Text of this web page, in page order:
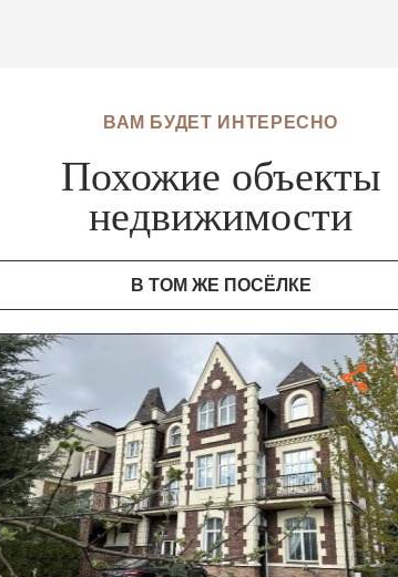
ВАМ БУДЕТ ИНТЕРЕСНО
Похожие объекты
недвижимости
В ТОМ ЖЕ ПОСЁЛКЕ